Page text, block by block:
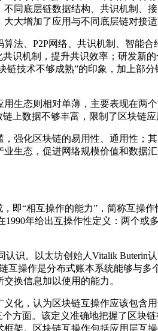
同底层链数据结构、共识机制、
大增加了应用与不同底层链对接适
、P2P网络、共识机制、智能合
识机制，提升共识效率；研发新
技术不够成熟”的印象，加上部
生态则相对单薄，主要表现在两
上数据不够丰富，限制了区块链应
强化区块链的易用性、通用性；
生态，促进网络规模价值和数据
即“相互操作的能力”，简称互
年给出互操作性定义：两个
识。以太坊创始人Vitalik Buterin
操作是分布式账本系统能够与
换信息加以使用的能力。
化，认为区块链互操作应该包含
方面。该定义准确地把握了区块
架。区块链互操作包括应用层互